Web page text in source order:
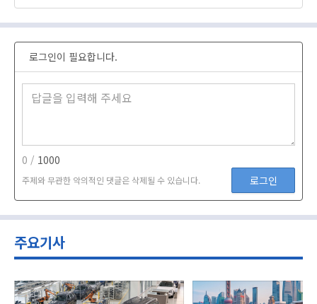
로그인이 필요합니다.
0 / 1000
주제와 무관한 악의적인 댓글은 삭제될 수 있습니다. 로그인
주요기사